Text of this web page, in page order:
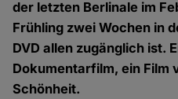
der letzten Berlinale im
Frühling zwei Wochen in
DVD allen zugänglich ist.
Dokumentarfilm, ein Film
Schönheit.